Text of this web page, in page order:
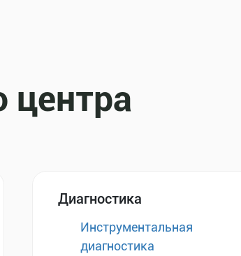
центра
Диагностика
Инструментальная
диагностика